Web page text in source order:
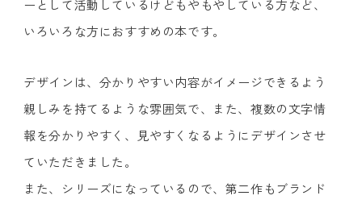
ーとして活動しているけどもやもやしている方など、
いろいろな方におすすめの本です。
デザインは、分かりやすい内容がイメージできるよう
親しみを持てるような雰囲気で、また、複数の文字情
報を分かりやすく、見やすくなるようにデザインさせ
ていただきました。
また、シリーズになっているので、第二作もブランド